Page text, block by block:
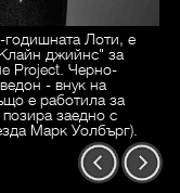
годишната Лоти, е
джийнс" за
Project. Черно-
- внук на
е работила за
заедно с
Марк Уолбърг).